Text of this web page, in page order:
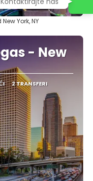
York, NY
- New
2 TRANSFERI